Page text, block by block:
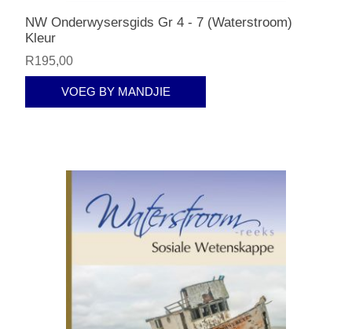
NW Onderwysersgids Gr 4 - 7 (Waterstroom)
Kleur
R195,00
VOEG BY MANDJIE